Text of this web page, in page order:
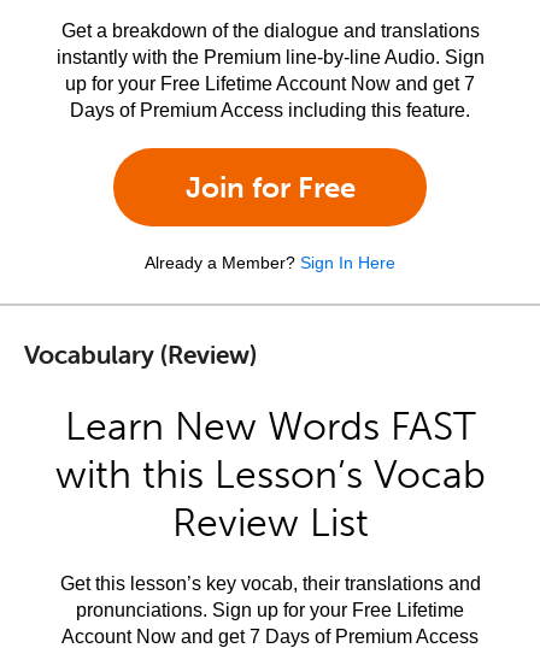
Get a breakdown of the dialogue and translations
instantly with the Premium line-by-line Audio. Sign
up for your Free Lifetime Account Now and get 7
Days of Premium Access including this feature.
Join for Free
Already a Member? Sign In Here
Vocabulary (Review)
Learn New Words FAST
with this Lesson’s Vocab
Review List
Get this lesson’s key vocab, their translations and
pronunciations. Sign up for your Free Lifetime
Account Now and get 7 Days of Premium Access